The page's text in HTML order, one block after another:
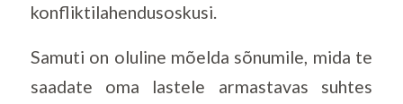
konfliktilahendusoskusi.
Samuti on oluline mõelda sõnumile, mida te
saadate oma lastele armastavas suhtes